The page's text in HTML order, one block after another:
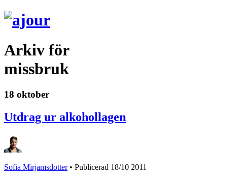
Arkiv för
missbruk
18 oktober
Utdrag ur alkohollagen
Sofia Mirjamsdotter• Publicerad 18/10 2011